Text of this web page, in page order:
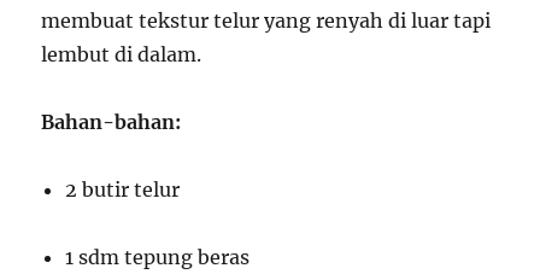
membuat tekstur telur yang renyah di luar tapi
lembut di dalam.
Bahan-bahan:
2 butir telur
1 sdm tepung beras